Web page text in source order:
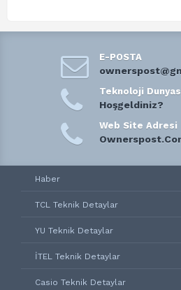
E-POSTA
Teknoloji
Hoşgeldiniz?
Web Site Adresi
Haber
TCL Teknik Detaylar
YU Teknik Detaylar
İTEL Teknik Detaylar
Casio Teknik Detaylar